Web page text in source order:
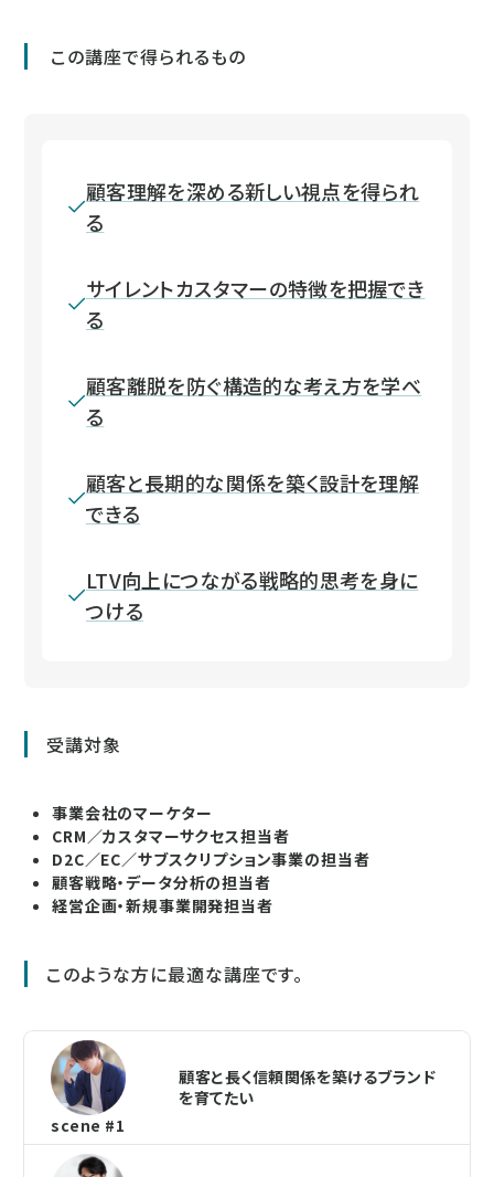
この講座で得られるもの
顧客理解を深める新しい視点を得られ
る
サイレントカスタマーの特徴を把握でき
る
顧客離脱を防ぐ構造的な考え方を学べ
る
顧客と長期的な関係を築く設計を理解
できる
LTV向上につながる戦略的思考を身に
つける
受講対象
事業会社のマーケター
CRM／カスタマーサクセス担当者
D2C／EC／サブスクリプション事業の担当者
顧客戦略・データ分析の担当者
経営企画・新規事業開発担当者
このような方に最適な講座です。
scene #1
顧客と長く信頼関係を築けるブランド
を育てたい